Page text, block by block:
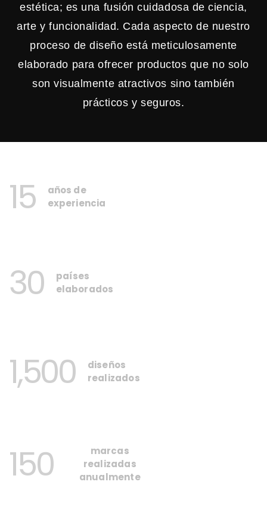
estética; es una fusión cuidadosa de ciencia,
arte y funcionalidad. Cada aspecto de nuestro
proceso de diseño está meticulosamente
elaborado para ofrecer productos que no solo
son visualmente atractivos sino también
prácticos y seguros.
15
años de
experiencia
30
países
elaborados
1,500
diseños
realizados
150
marcas
realizadas
anualmente